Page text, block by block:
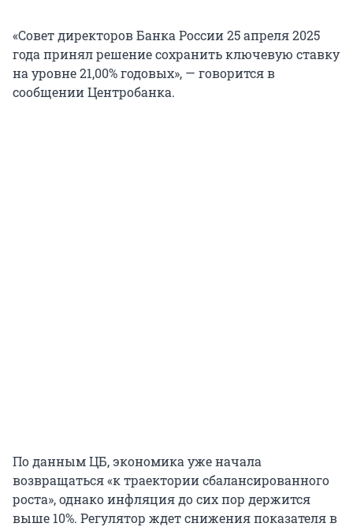
«Совет директоров Банка России 25 апреля 2025
года принял решение сохранить ключевую ставку
на уровне 21,00% годовых», — говорится в
сообщении Центробанка.
По данным ЦБ, экономика уже начала
возвращаться «к траектории сбалансированного
роста», однако инфляция до сих пор держится
выше 10%. Регулятор ждет снижения показателя в